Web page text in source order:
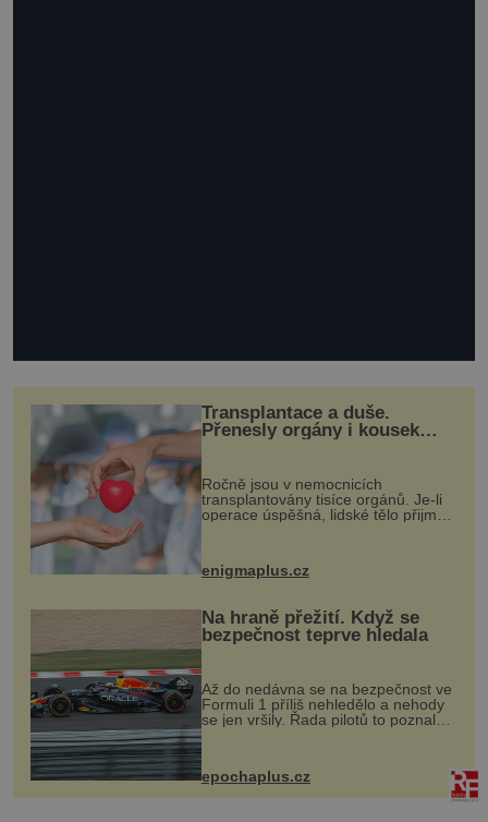
Transplantace a duše.
Přenesly orgány i kousek
Ročně jsou v nemocnicích
transplantovány tisíce orgánů. Je-li
operace úspěšná, lidské tělo přijme
enigmaplus.cz
Na hraně přežití. Když se
bezpečnost teprve hledala
Až do nedávna se na bezpečnost ve
Formuli 1 příliš nehledělo a nehody
se jen vršily. Řada pilotů to poznala
na vlastní kůži, často s trvalými
následky nebo bohužel i ztrátou
života. Dnes nepochopiteln...
epochaplus.cz